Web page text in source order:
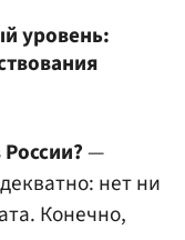
уровень:
—
нет ни
Конечно,